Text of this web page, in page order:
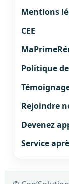
Mentions
CEE
Politique
Rejoindre
Devenez
Service